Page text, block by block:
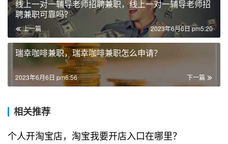
线上一对一辅导老师招聘兼职，线上一对一辅导老师招
聘兼职可靠吗？
上一篇 2023年6月6日 pm5:20
瑞幸咖啡兼职，瑞幸咖啡兼职怎么申请？
下一篇
2023年6月6日 pm6:56
相关推荐
个人开淘宝店，淘宝我要开店入口在哪里？